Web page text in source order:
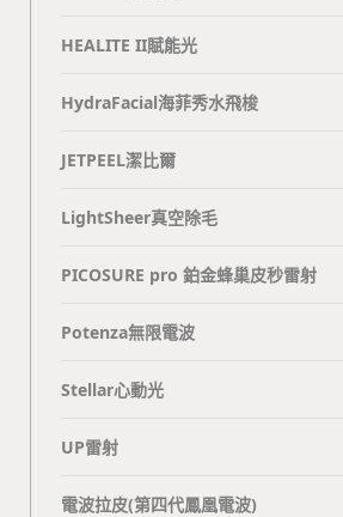
HEALITE II賦能光
HydraFacial海菲秀水飛梭
JETPEEL潔比爾
LightSheer真空除毛
PICOSURE pro 鉑金蜂巢皮秒雷射
Potenza無限電波
Stellar心動光
UP雷射
電波拉皮(第四代鳳凰電波)